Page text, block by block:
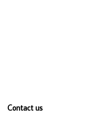
Contact us